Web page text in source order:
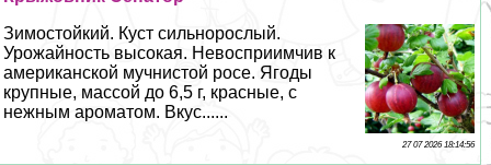
Зимостойкий. Куст сильнорослый.
Урожайность высокая. Невосприимчив к
американской мучнистой росе. Ягоды
крупные, массой до 6,5 г, красные, с
нежным ароматом. Вкус......
27 07 2026 18:14:56